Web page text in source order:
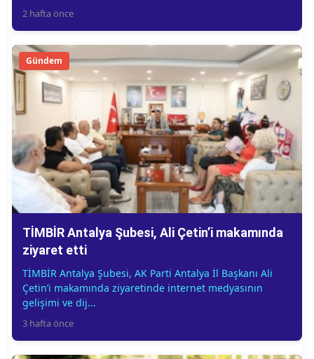
2 hafta önce
Gündem
TİMBİR Antalya Şubesi, Ali Çetin’i makamında
ziyaret etti
TİMBİR Antalya Şubesi, AK Parti Antalya İl Başkanı Ali
Çetin’i makamında ziyaretinde internet medyasının
gelişimi ve dij...
3 hafta önce